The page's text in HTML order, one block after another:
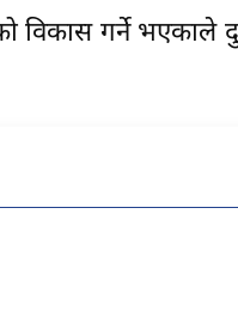
गर्ने भएकाले